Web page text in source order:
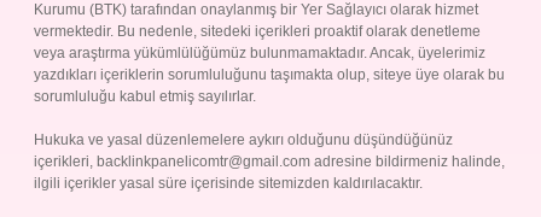
Kurumu (BTK) tarafından onaylanmış bir Yer Sağlayıcı olarak hizmet
vermektedir. Bu nedenle, sitedeki içerikleri proaktif olarak denetleme
veya araştırma yükümlülüğümüz bulunmamaktadır. Ancak, üyelerimiz
yazdıkları içeriklerin sorumluluğunu taşımakta olup, siteye üye olarak bu
sorumluluğu kabul etmiş sayılırlar.
Hukuka ve yasal düzenlemelere aykırı olduğunu düşündüğünüz
içerikleri, backlinkpanelicomtr@gmail.com adresine bildirmeniz halinde,
ilgili içerikler yasal süre içerisinde sitemizden kaldırılacaktır.